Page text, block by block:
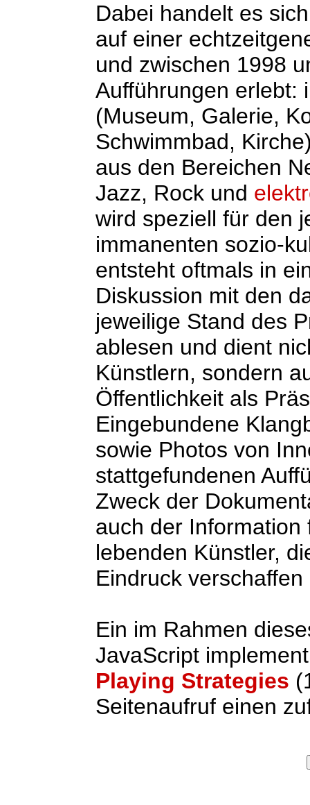
Dabei handelt es
auf einer
und zwischen 1998
Aufführungen erlebt:
(Museum, Galerie,
Schwimmbad,
aus den Bereichen
Jazz, Rock und
wird speziell für den
immanenten sozio-
entsteht oftmals in
Diskussion mit den
jeweilige Stand des
ablesen und dient
Künstlern, sondern
Öffentlichkeit als
Eingebundene
sowie Photos von
stattgefundenen
Zweck der
auch der Information
lebenden Künstler,
Eindruck
Ein im Rahmen
JavaScript
Playing Strategies
Seitenaufruf einen